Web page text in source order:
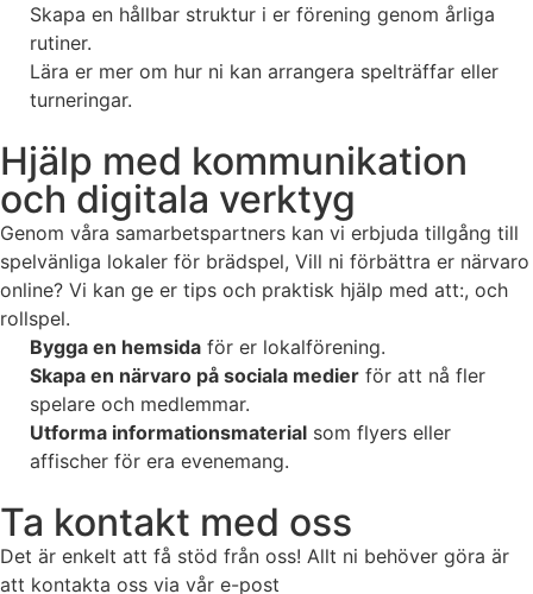
Skapa en hållbar struktur i er förening genom årliga
rutiner.
Lära er mer om hur ni kan arrangera spelträffar eller
turneringar.
Hjälp med kommunikation
och digitala verktyg
Genom våra samarbetspartners kan vi erbjuda tillgång till
spelvänliga lokaler för brädspel, Vill ni förbättra er närvaro
online? Vi kan ge er tips och praktisk hjälp med att:, och
rollspel.
Bygga en hemsida för er lokalförening.
Skapa en närvaro på sociala medier för att nå fler
spelare och medlemmar.
Utforma informationsmaterial som flyers eller
affischer för era evenemang.
Ta kontakt med oss
Det är enkelt att få stöd från oss! Allt ni behöver göra är
att kontakta oss via vår e-post